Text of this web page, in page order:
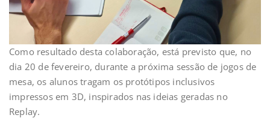
Como resultado desta colaboração, está previsto que, no
dia 20 de fevereiro, durante a próxima sessão de jogos de
mesa, os alunos tragam os protótipos inclusivos
impressos em 3D, inspirados nas ideias geradas no
Replay.